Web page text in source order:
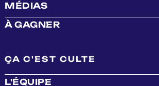
MÉDIAS
À GAGNER
ÇA C'EST CULTE
L'ÉQUIPE